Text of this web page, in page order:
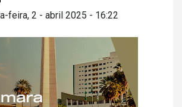
feira, 2 - abril 2025 - 16:22